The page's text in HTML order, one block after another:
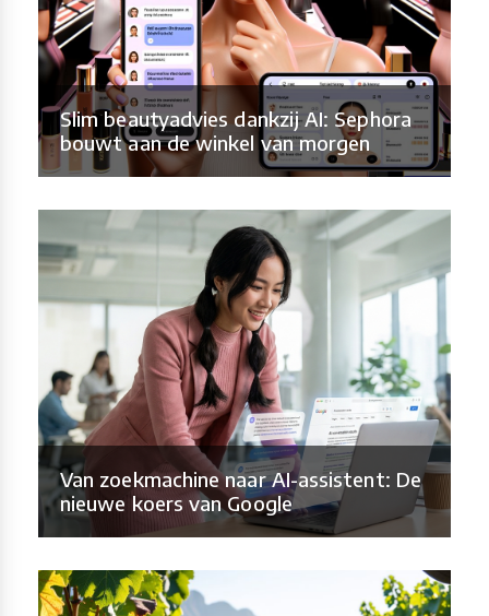
Slim beautyadvies dankzij AI: Sephora
bouwt aan de winkel van morgen
Van zoekmachine naar AI-assistent: De
nieuwe koers van Google